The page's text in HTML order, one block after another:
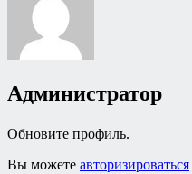
записям
Администратор
Обновите профиль.
Вы можете авторизироваться